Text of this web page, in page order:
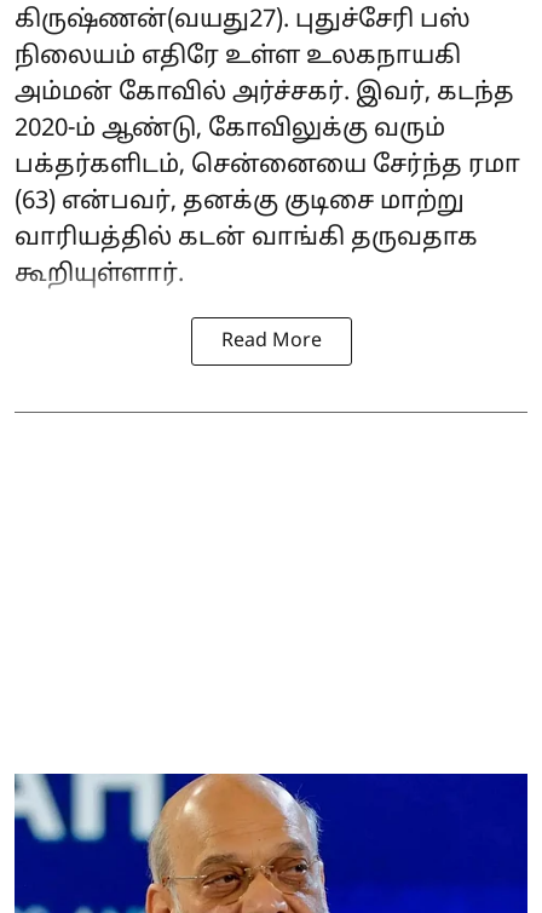
கிருஷ்ணன்(வயது27). புதுச்சேரி பஸ்
நிலையம் எதிரே உள்ள உலகநாயகி
அம்மன் கோவில் அர்ச்சகர். இவர், கடந்த
2020-ம் ஆண்டு, கோவிலுக்கு வரும்
பக்தர்களிடம், சென்னையை சேர்ந்த ரமா
(63) என்பவர், தனக்கு குடிசை மாற்று
வாரியத்தில் கடன் வாங்கி தருவதாக
கூறியுள்ளார்.
Read More